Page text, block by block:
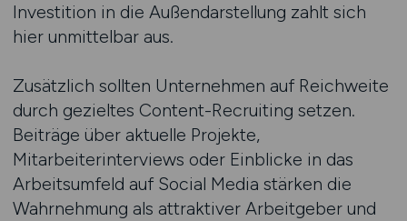
Investition in die Außendarstellung zahlt sich
hier unmittelbar aus.
Zusätzlich sollten Unternehmen auf Reichweite
durch gezieltes Content-Recruiting setzen.
Beiträge über aktuelle Projekte,
Mitarbeiterinterviews oder Einblicke in das
Arbeitsumfeld auf Social Media stärken die
Wahrnehmung als attraktiver Arbeitgeber und